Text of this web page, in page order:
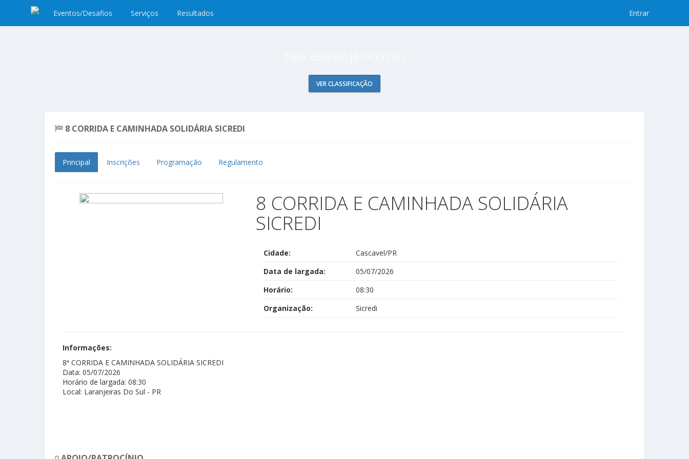
Eventos/Desafios Serviços Resultados Entrar
VER CLASSIFICAÇÃO
8 CORRIDA E CAMINHADA SOLIDÁRIA SICREDI
Principal Inscrições Programação Regulamento
8 CORRIDA E CAMINHADA SOLIDÁRIA
SICREDI
Cidade:
Cascavel/PR
Data de largada:
05/07/2026
Horário:
08:30
Organização:
Sicredi
Informações:
8ª CORRIDA E CAMINHADA SOLIDÁRIA SICREDI
Data: 05/07/2026
Horário de largada: 08:30
Local: Laranjeiras Do Sul - PR